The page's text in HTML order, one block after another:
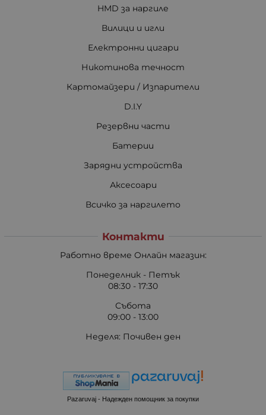
HMD за наргиле
Вилици и игли
Електронни цигари
Никотинова течност
Картомайзери / Изпарители
D.I.Y
Резервни части
Батерии
Зарядни устройства
Аксесоари
Всичко за наргилето
Контакти
Работно време Онлайн магазин:
Понеделник - Петък
08:30 - 17:30
Събота
09:00 - 13:00
Неделя: Почивен ден
Pazaruvaj - Надежден помощник за покупки